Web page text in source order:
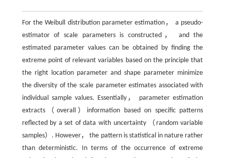
For the Weibull distribution parameter estimation， a pseudo-
estimator of scale parameters is constructed， and the
estimated parameter values can be obtained by finding the
extreme point of relevant variables based on the principle that
the right location parameter and shape parameter minimize
the diversity of the scale parameter estimates associated with
individual sample values. Essentially， parameter estimation
extracts（overall）information based on specific patterns
reflected by a set of data with uncertainty （random variable
samples）. However， the pattern is statistical in nature rather
than deterministic. In terms of the occurrence of extreme